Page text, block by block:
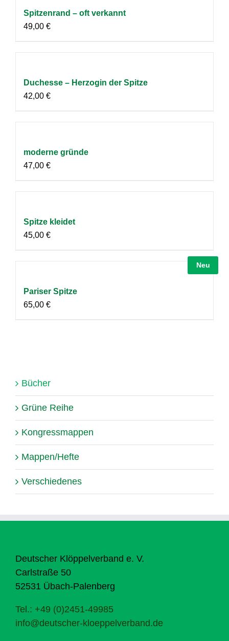
Spitzenrand – oft verkannt
49,00 €
Duchesse – Herzogin der Spitze
42,00 €
moderne gründe
47,00 €
Spitze kleidet
45,00 €
Neu
Pariser Spitze
65,00 €
Bücher
Grüne Reihe
Kongressmappen
Mappen/Hefte
Verschiedenes
Deutscher Klöppelverband e. V.
Carlstraße 50
52531 Übach-Palenberg
Tel.: +49 (0)2451-49985
info@deutscher-kloeppelverband.de